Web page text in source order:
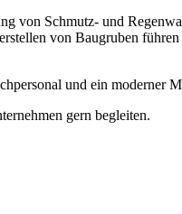
von Schmutz- und
von Baugruben
und ein moderner
gern begleiten.